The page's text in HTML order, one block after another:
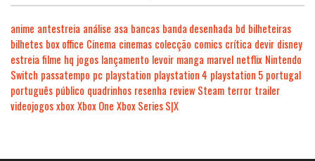
anime antestreia análise asa bancas banda desenhada bd bilheteiras
bilhetes box office Cinema cinemas colecção comics crítica devir disney
estreia filme hq jogos lançamento levoir manga marvel netflix Nintendo
Switch passatempo pc playstation playstation 4 playstation 5 portugal
português público quadrinhos resenha review Steam terror trailer
videojogosxboxXbox One Xbox Series S|X